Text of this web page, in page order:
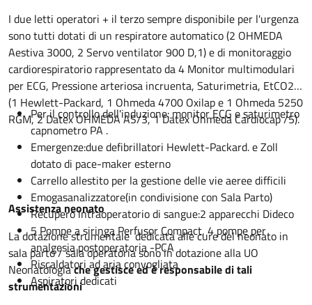
I due letti operatori + il terzo sempre disponibile per l'urgenza
sono tutti dotati di un respiratore automatico (2 OHMEDA
Aestiva 3000, 2 Servo ventilator 900 D,1) e di monitoraggio
cardiorespiratorio rappresentato da 4 Monitor multimodulari
per ECG, Pressione arteriosa incruenta, Saturimetria, EtCO2
(1 Hewlett-Packard, 1 Ohmeda 4700 Oxilap e 1 Ohmeda 5250
RGM, 2 Datex OHMEDA AS/3, 1 Datex Ohmeda Cardiocap /5).
Per il controllo dell'induzione: monitor ECG e saturimetro
capnometro PA .
Emergenze:due defibrillatori Hewlett-Packard. e Zoll
dotato di pace-maker esterno
Carrello allestito per la gestione delle vie aeree difficili
Emogasanalizzatore(in condivisione con Sala Parto)
Recupero intraoperatorio di sangue:2 apparecchi Dideco
5 Pompe a siringa Perfusor Compact, 4 pompe per
analgesia postoperatoria -PCA
Riscaldatori ad aria convogliata
Aspiratori dedicati
Assistenza neonato
La dotazione strumentale dedicata alle cure del neonato in
sala parto / sala operatoria sono in dotazione alla UO
Neonatologiache gestisce ed è responsabile di tali
strumentazioni